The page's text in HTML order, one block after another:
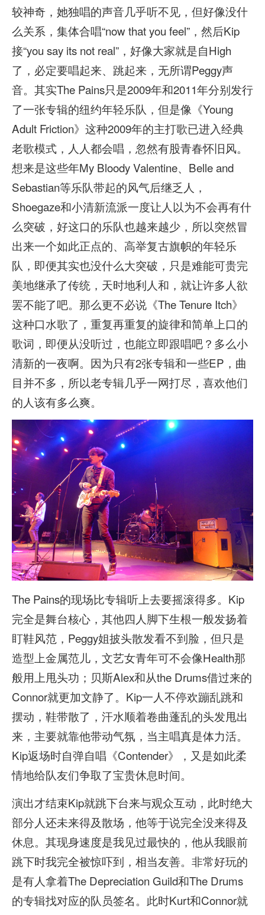
较神奇，她独唱的声音几乎听不见，但好像没什
么关系，集体合唱“now that you feel”，然后Kip
接“you say its not real”，好像大家就是自High
了，必定要唱起来、跳起来，无所谓Peggy声
音。其实The Pains只是2009年和2011年分别发行
了一张专辑的纽约年轻乐队，但是像《Young
Adult Friction》这种2009年的主打歌已进入经典
老歌模式，人人都会唱，忽然有股青春怀旧风。
想来是这些年My Bloody Valentine、Belle and
Sebastian等乐队带起的风气后继乏人，
Shoegaze和小清新流派一度让人以为不会再有什
么突破，好这口的乐队也越来越少，所以突然冒
出来一个如此正点的、高举复古旗帜的年轻乐
队，即便其实也没什么大突破，只是难能可贵完
美地继承了传统，天时地利人和，就让许多人欲
罢不能了吧。那么更不必说《The Tenure Itch》
这种口水歌了，重复再重复的旋律和简单上口的
歌词，即便从没听过，也能立即跟唱吧？多么小
清新的一夜啊。因为只有2张专辑和一些EP，曲
目并不多，所以老专辑几乎一网打尽，喜欢他们
的人该有多么爽。
The Pains的现场比专辑听上去要摇滚得多。Kip
完全是舞台核心，其他四人脚下生根一般发扬着
盯鞋风范，Peggy姐披头散发看不到脸，但只是
造型上金属范儿，文艺女青年可不会像Health那
般用上甩头功；贝斯Alex和从the Drums借过来的
Connor就更加文静了。Kip一人不停欢蹦乱跳和
摆动，鞋带散了，汗水顺着卷曲蓬乱的头发甩出
来，主要就靠他带动气氛，当主唱真是体力活。
Kip返场时自弹自唱《Contender》，又是如此柔
情地给队友们争取了宝贵休息时间。
演出才结束Kip就跳下台来与观众互动，此时绝大
部分人还未来得及散场，他等于说完全没来得及
休息。其现身速度是我见过最快的，他从我眼前
跳下时我完全被惊吓到，相当友善。非常好玩的
是有人拿着The Depreciation Guild和The Drums
的专辑找对应的队员签名。此时Kurt和Connor就